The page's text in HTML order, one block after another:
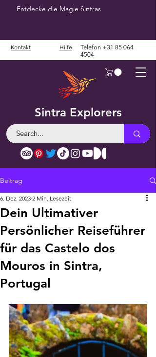
Entdecke die Magie Sintras
Sintra Explorers
Kontakt Hilfe Telefon +31 85 064
4504
Beitrag
Dein Ultimativer
Persönlicher Reiseführer
für das Castelo dos
Mouros in Sintra,
Portugal
6. Dez. 2023 2 Min. Lesezeit